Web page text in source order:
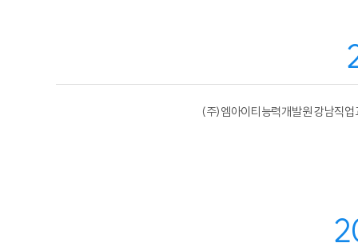
(주)엠아이티능력개발원 강남직업